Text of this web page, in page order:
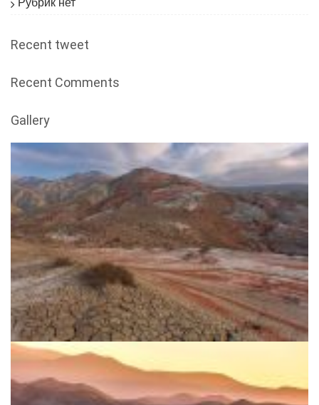
Рубрик нет
Recent tweet
Recent Comments
Gallery